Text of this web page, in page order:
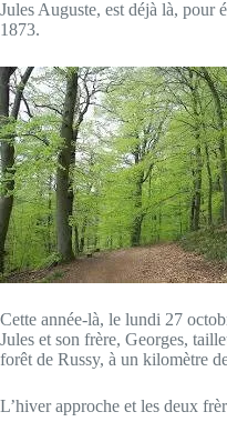
Jules Auguste, est déjà là, pour
1873.
Cette année-là, le lundi 27
Jules et son frère, Georges,
forêt de Russy, à un kilomètre
L’hiver approche et les deux